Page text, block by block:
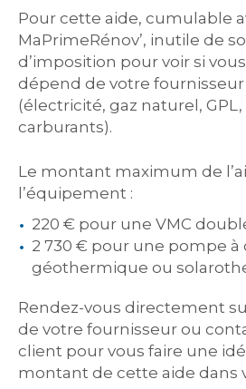
Pour cette aide, cumulable
MaPrimeRénov’, inutile de
d’imposition pour voir si
dépend de votre fournisseur
(électricité, gaz naturel,
carburants).
Le montant maximum de
l’équipement :
220 € pour une VMC
2 730 € pour une pompe à
géothermique ou
Rendez-vous directement
de votre fournisseur ou
client pour vous faire une
montant de cette aide dans